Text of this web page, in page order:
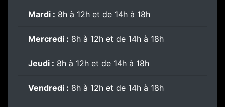
Mardi : 8h à 12h et de 14h à 18h
Mercredi : 8h à 12h et de 14h à 18h
Jeudi : 8h à 12h et de 14h à 18h
Vendredi : 8h à 12h et de 14h à 18h